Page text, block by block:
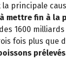
principale
mettre fin à
1600
fois plus que